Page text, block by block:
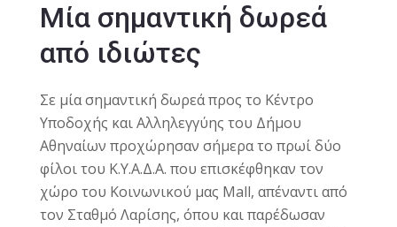
Μία σημαντική δωρεά
από ιδιώτες
Σε μία σημαντική δωρεά προς το Κέντρο
Υποδοχής και Αλληλεγγύης του Δήμου
Αθηναίων προχώρησαν σήμερα το πρωί δύο
φίλοι του Κ.Υ.Α.Δ.Α. που επισκέφθηκαν τον
χώρο του Κοινωνικού μας Mall, απέναντι από
τον Σταθμό Λαρίσης, όπου και παρέδωσαν